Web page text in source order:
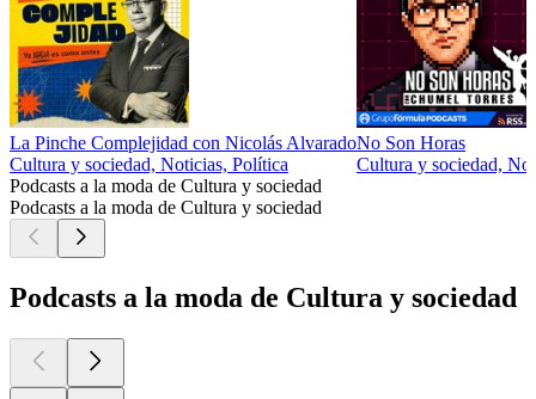
La Pinche Complejidad con Nicolás Alvarado
Cultura y sociedad, Noticias, Política
No Son Horas
Cultura y sociedad,
Podcasts a la moda de Cultura y sociedad
Podcasts a la moda de Cultura y sociedad
Podcasts a la moda de Cultura y sociedad